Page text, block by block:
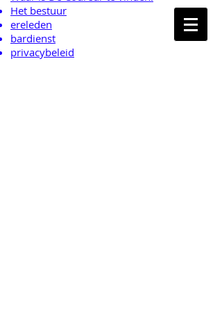
Het bestuur
ereleden
bardienst
privacybeleid